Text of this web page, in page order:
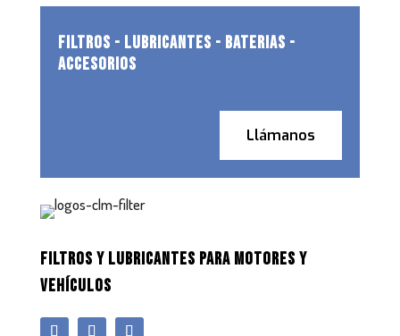
FILTROS - LUBRICANTES - BATERIAS -
ACCESORIOS
Llámanos
FILTROS Y LUBRICANTES PARA MOTORES Y
VEHÍCULOS